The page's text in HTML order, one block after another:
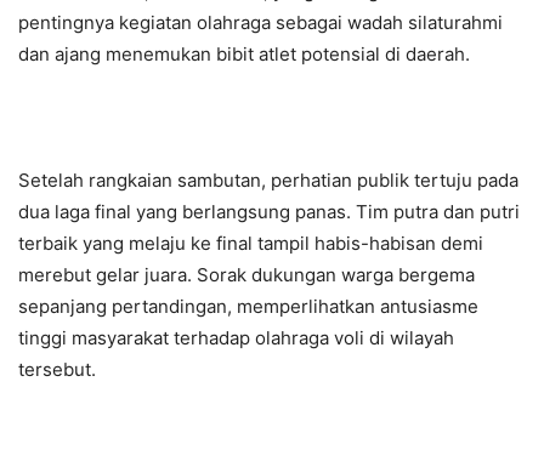
pentingnya kegiatan olahraga sebagai wadah silaturahmi
dan ajang menemukan bibit atlet potensial di daerah.
Setelah rangkaian sambutan, perhatian publik tertuju pada
dua laga final yang berlangsung panas. Tim putra dan putri
terbaik yang melaju ke final tampil habis-habisan demi
merebut gelar juara. Sorak dukungan warga bergema
sepanjang pertandingan, memperlihatkan antusiasme
tinggi masyarakat terhadap olahraga voli di wilayah
tersebut.